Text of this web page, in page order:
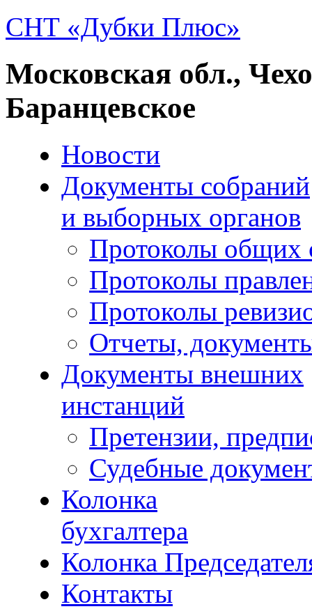
СНТ «Дубки Плюс»
Московская обл.,
Баранцевское
Новости
Документы собраний
и выборных органов
Протоколы общих
Протоколы
Протоколы
Отчеты,
Документы внешних
инстанций
Претензии,
Судебные
Колонка
бухгалтера
Колонка
Контакты